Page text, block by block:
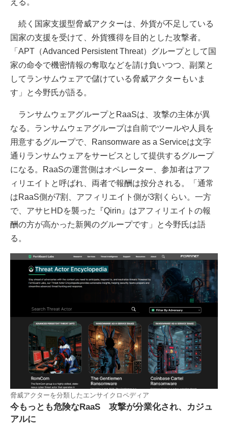
続く国家支援型脅威アクターは、外貨が不足している
国家の支援を受けて、外貨獲得を目的とした攻撃者。
「APT（Advanced Persistent Threat）グループとして国
家の命令で機密情報の奪取などを請け負いつつ、副業と
してランサムウェアで儲けている脅威アクターもいま
す」と今野氏が語る。
ランサムウェアグループとRaaSは、攻撃の主体が異
なる。ランサムウェアグループは自前でツールや人員を
用意するグループで、Ransomware as a Serviceは文字
通りランサムウェアをサービスとして提供するグループ
になる。RaaSの運営側はオペレーター、参加者はアフ
ィリエイトと呼ばれ、両者で報酬は按分される。「通常
はRaaS側が7割、アフィリエイト側が3割くらい。一方
で、アサヒHDを襲った『Qirin』はアフィリエイトの報
酬の方が高かった新興のグループです」と今野氏は語
る。
脅威アクターを分類したエンサイクロペディア
今もっとも危険なRaaS 攻撃が分業化され、カジュ
アルに